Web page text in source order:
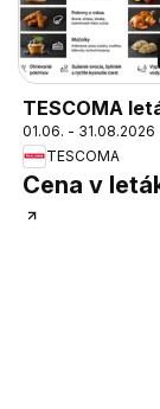
TESCOMA
01.06. - 31.08.2026
TESCOMA
Cena v